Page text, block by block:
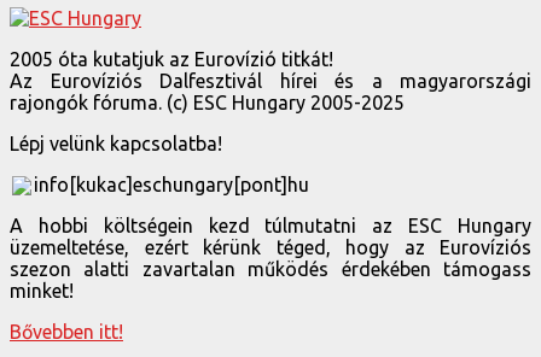
2005 óta kutatjuk az Eurovízió titkát!
Az Eurovíziós Dalfesztivál hírei és a magyarországi
rajongók fóruma. (c) ESC Hungary 2005-2025
Lépj velünk kapcsolatba!
info[kukac]eschungary[pont]hu
A hobbi költségein kezd túlmutatni az ESC Hungary
üzemeltetése, ezért kérünk téged, hogy az Eurovíziós
szezon alatti zavartalan működés érdekében támogass
minket!
Bővebben itt!